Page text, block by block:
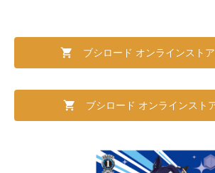
ブシロード オンラインスト
ブシロード オンラインスト